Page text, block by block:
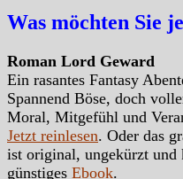
Was möchten Sie
Roman Lord Geward
Ein rasantes Fantasy
Spannend Böse, doch
Moral, Mitgefühl und
Jetzt reinlesen. Oder das
ist original, ungekürzt und
günstiges Ebook.